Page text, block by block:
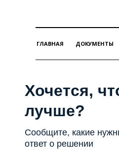
ГЛАВНАЯ ДОКУМЕНТЫ
Хочется,
лучше?
Сообщите, какие
ответ о решении